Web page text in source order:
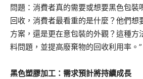
問題：消費者真的需要或想要黑色包裝
回收，消費者最看重的是什麼？他們想
方案，還是更在意包裝的外觀？這種方
料問題，並提高廢棄物的回收利用率。”
黑色塑膠加工：需求預計將持續成長